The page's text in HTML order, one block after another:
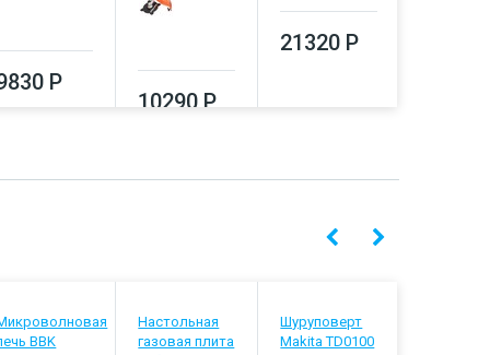
Р
10290 Р
21320 Р
BBK
Настольная
газовая плита
Шуруповерт
Makita TD0100